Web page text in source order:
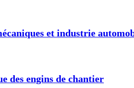
et industrie
des engins de chantier